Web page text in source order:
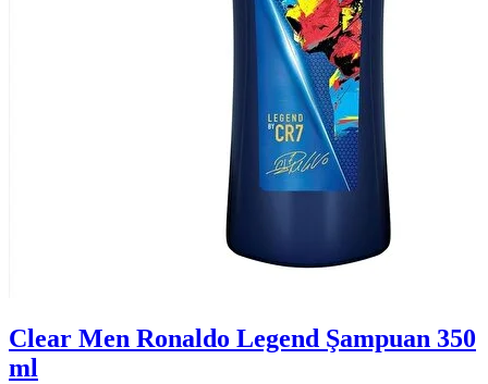
Clear Men Ronaldo Legend Şampuan 350
ml